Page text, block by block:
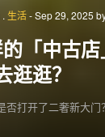
. 生活-Sep 29, 2025
「中古
逛逛？
否打开了二奢新大门？